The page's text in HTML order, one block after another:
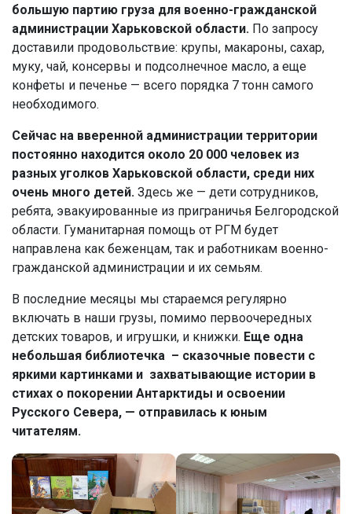
большую партию груза для военно-гражданской
администрации Харьковской области. По запросу
доставили продовольствие: крупы, макароны, сахар,
муку, чай, консервы и подсолнечное масло, а еще
конфеты и печенье — всего порядка 7 тонн самого
необходимого.
Сейчас на вверенной администрации территории
постоянно находится около 20 000 человек из
разных уголков Харьковской области, среди них
очень много детей. Здесь же — дети сотрудников,
ребята, эвакуированные из приграничья Белгородской
области. Гуманитарная помощь от РГМ будет
направлена как беженцам, так и работникам военно-
гражданской администрации и их семьям.
В последние месяцы мы стараемся регулярно
включать в наши грузы, помимо первоочередных
детских товаров, и игрушки, и книжки. Еще одна
небольшая библиотечка – сказочные повести с
яркими картинками и захватывающие истории в
стихах о покорении Антарктиды и освоении
Русского Севера, — отправилась к юным
читателям.